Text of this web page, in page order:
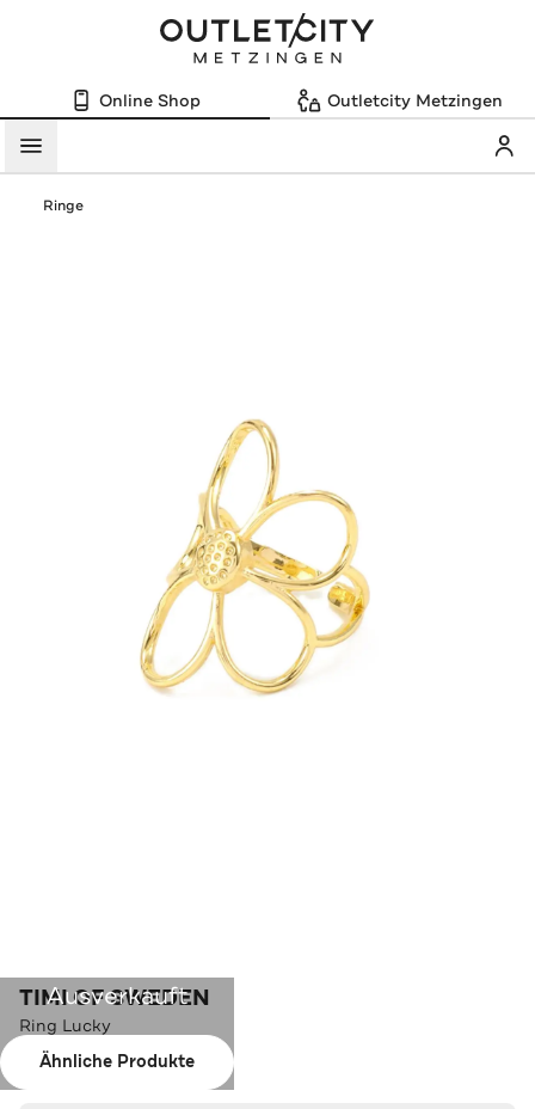
Online Shop Outletcity Metzingen
Menü
Ringe
Ausverkauft
Ähnliche Produkte
TIMI OF SWEDEN
Ring Lucky
Farbe:Gold